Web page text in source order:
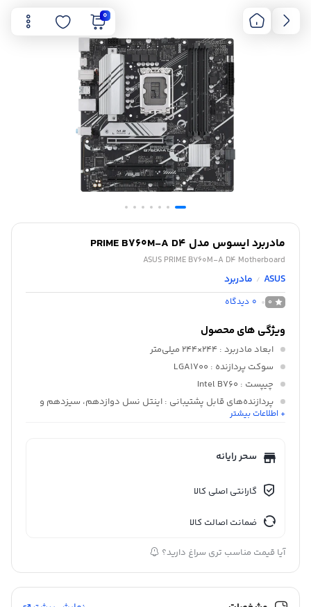
0
مادربرد ایسوس مدل PRIME B760M-A D4
ASUS PRIME B760M-A D4 Motherboard
ASUS
/ مادربرد
0
0 دیدگاه
ویژگی های محصول
ابعاد مادربرد : 244×244 میلی‌متر
سوکت پردازنده : LGA1700
چیپست : Intel B760
پردازنده‌های قابل پشتیبانی : اینتل نسل دوازدهم، سیزدهم و
چهاردهم
تعداد اسلات RAM: 4 عدد
+ اطلاعات بیشتر
سحر رایانه
گارانتی اصلی کالا
ضمانت اصالت کالا
آیا قیمت مناسب تری سراغ دارید؟